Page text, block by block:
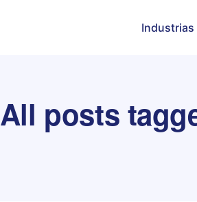
Industrias
All posts